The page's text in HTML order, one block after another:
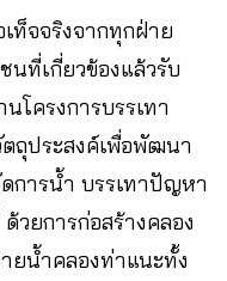
ท็จจริงจากทุกฝ่าย
ที่เกี่ยวข้องแล้วรับ
โครงการบรรเทา
ถุประสงค์เพื่อพัฒนา
การน้ำ บรรเทาปัญหา
วยการก่อสร้างคลอง
ยน้ำคลองท่าแนะทั้ง